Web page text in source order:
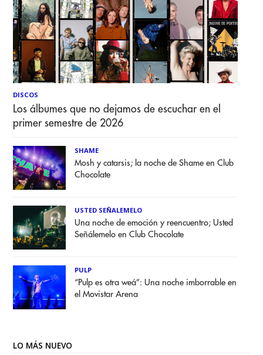
DISCOS
Los álbumes que no dejamos de escuchar en el
primer semestre de 2026
SHAME
Mosh y catarsis; la noche de Shame en Club
Chocolate
USTED SEÑALEMELO
Una noche de emoción y reencuentro; Usted
Señálemelo en Club Chocolate
PULP
“Pulp es otra weá”: Una noche imborrable en
el Movistar Arena
LO MÁS NUEVO